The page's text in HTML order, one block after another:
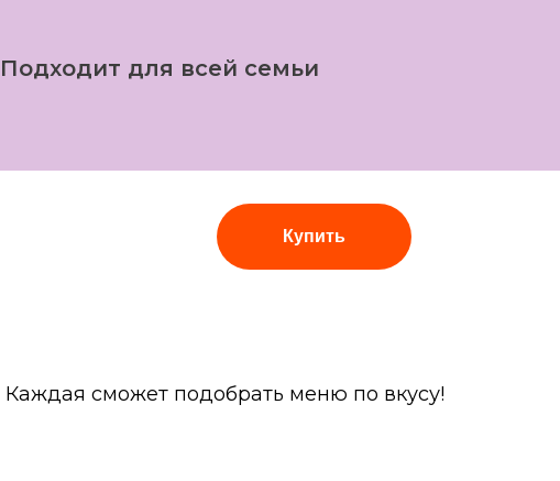
Подходит для всей семьи
Купить
Каждая сможет подобрать меню по вкусу!